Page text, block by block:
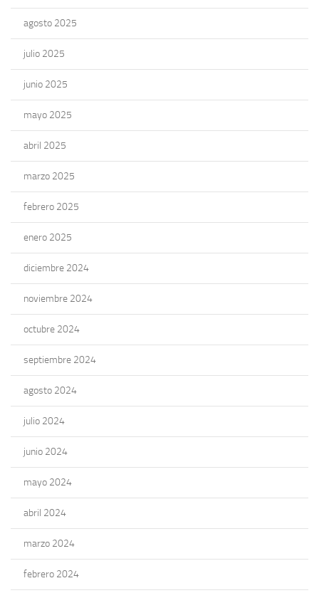
agosto 2025
julio 2025
junio 2025
mayo 2025
abril 2025
marzo 2025
febrero 2025
enero 2025
diciembre 2024
noviembre 2024
octubre 2024
septiembre 2024
agosto 2024
julio 2024
junio 2024
mayo 2024
abril 2024
marzo 2024
febrero 2024